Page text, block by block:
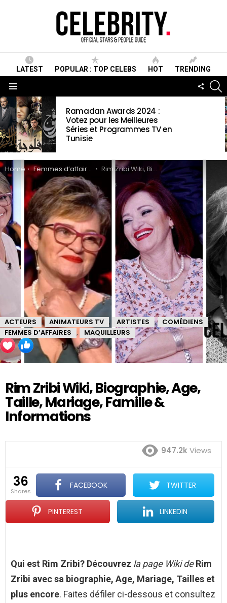
LATEST POPULAR : TOP CELEBS HOT TRENDING
LATEST
STORIES
Ramadan Awards 2024 :
Votez pour les Meilleures
Séries et Programmes TV en
Tunisie
You are here:
Home Femmes d’affaires Rim Zribi Wiki, Biographie, Age, Taille, Mariage, Famille & Informations
ACTEURS , ANIMATEURS TV , ARTISTES , COMÉDIENS ,
FEMMES D’AFFAIRES , MAQUILLEURS
Rim Zribi Wiki, Biographie, Age,
Taille, Mariage, Famille &
Informations
947.2kViews
36
shares
FACEBOOK TWITTER
PINTEREST LINKEDIN
Qui est Rim Zribi? Découvrez la page Wiki deRim
Zribi avec sa biographie, Age, Mariage, Tailles et
plus encore. Faites défiler ci-dessous et consultez